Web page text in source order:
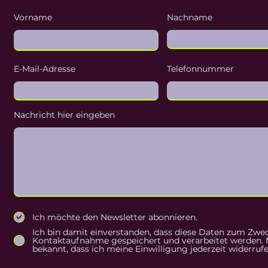
Vorname Nachname
E-Mail-Adresse Telefonnummer
Nachricht hier eingeben
Ich möchte den Newsletter abonnieren.
Ich bin damit einverstanden, dass diese Daten zum
Kontaktaufnahme gespeichert und verarbeitet werden.
bekannt, dass ich meine Einwilligung jederzeit